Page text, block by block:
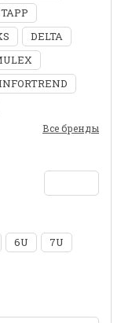
DELTA
Все бренды
6U
7U